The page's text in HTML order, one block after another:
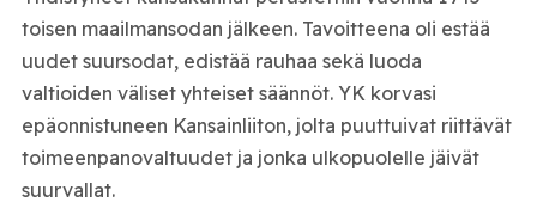
toisen maailmansodan jälkeen. Tavoitteena oli estää
uudet suursodat, edistää rauhaa sekä luoda
valtioiden väliset yhteiset säännöt. YK korvasi
epäonnistuneen Kansainliiton, jolta puuttuivat riittävät
toimeenpanovaltuudet ja jonka ulkopuolelle jäivät
suurvallat.